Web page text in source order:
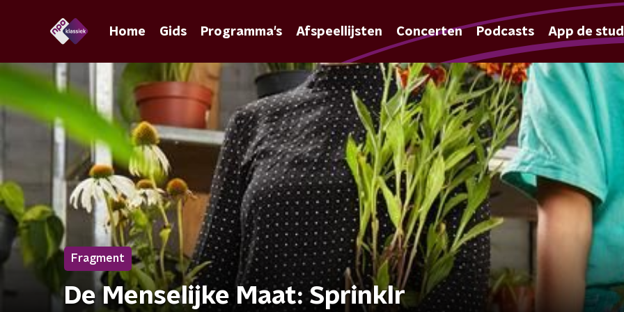
Home Gids Programma's Afspeellijsten Concerten Podcasts App de
Fragment
De Menselijke Maat: Sprinklr